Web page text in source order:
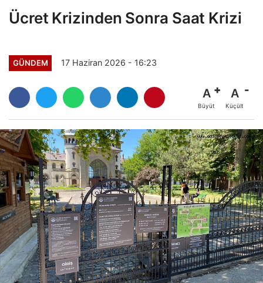
Ücret Krizinden Sonra Saat Krizi
GÜNDEM 17 Haziran 2026 - 16:23
A
Büyüt
A
Küçült